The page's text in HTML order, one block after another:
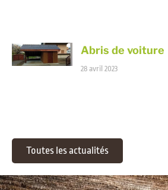
Abris de voiture
28 avril 2023
Toutes les actualités